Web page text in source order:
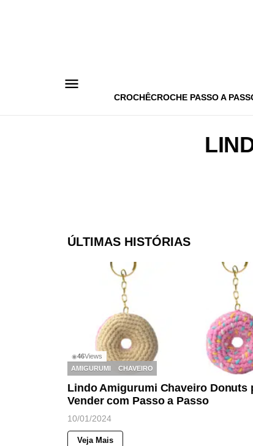
CROCHÊCROCHE PASSO A
ÚLTIMAS HISTÓRIAS
◉46Views
AMIGURUMI
CHAVEIRO
Lindo Amigurumi Chaveiro Donuts
Vender com Passo a Passo
10/01/2024
Veja Mais